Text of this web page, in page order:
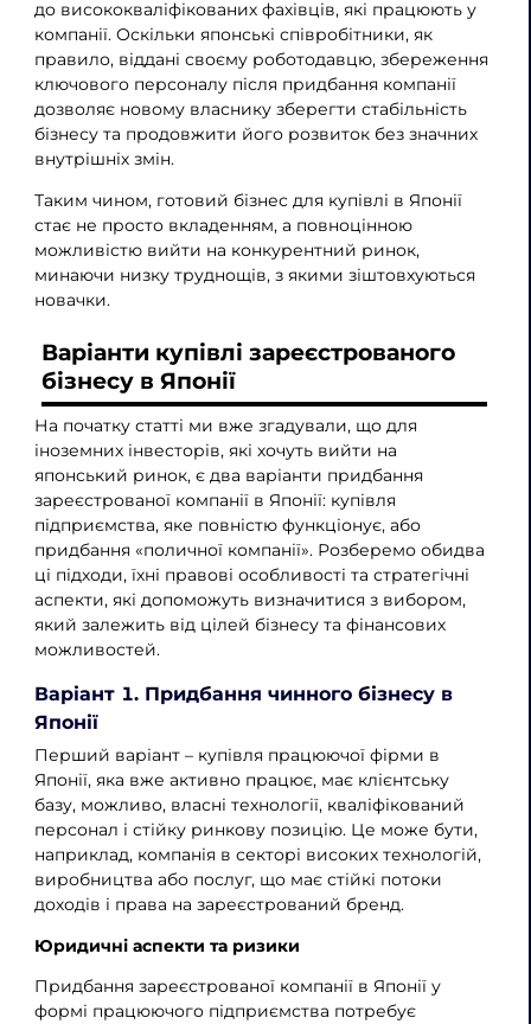
до висококваліфікованих фахівців, які працюють у
компанії. Оскільки японські співробітники, як
правило, віддані своєму роботодавцю, збереження
ключового персоналу після придбання компанії
дозволяє новому власнику зберегти стабільність
бізнесу та продовжити його розвиток без значних
внутрішніх змін.
Таким чином, готовий бізнес для купівлі в Японії
стає не просто вкладенням, а повноцінною
можливістю вийти на конкурентний ринок,
минаючи низку труднощів, з якими зіштовхуються
новачки.
Варіанти купівлі зареєстрованого
бізнесу в Японії
На початку статті ми вже згадували, що для
іноземних інвесторів, які хочуть вийти на
японський ринок, є два варіанти придбання
зареєстрованої компанії в Японії: купівля
підприємства, яке повністю функціонує, або
придбання «поличної компанії». Розберемо обидва
ці підходи, їхні правові особливості та стратегічні
аспекти, які допоможуть визначитися з вибором,
який залежить від цілей бізнесу та фінансових
можливостей.
Варіант 1. Придбання чинного бізнесу в
Японії
Перший варіант – купівля працюючої фірми в
Японії, яка вже активно працює, має клієнтську
базу, можливо, власні технології, кваліфікований
персонал і стійку ринкову позицію. Це може бути,
наприклад, компанія в секторі високих технологій,
виробництва або послуг, що має стійкі потоки
доходів і права на зареєстрований бренд.
Юридичні аспекти та ризики
Придбання зареєстрованої компанії в Японії у
формі працюючого підприємства потребує